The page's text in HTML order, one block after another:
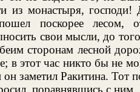
из монастыря,
поскорее лесом,
свои мысли, до
сторонам лесной
в этот час никто бы не
заметил Ракитина. Тот
поравнявшись с ним,